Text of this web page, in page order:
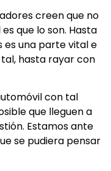
creen que no
que lo son. Hasta
es una parte vital e
hasta rayar con
con tal
que lleguen a
Estamos ante
se pudiera pensar